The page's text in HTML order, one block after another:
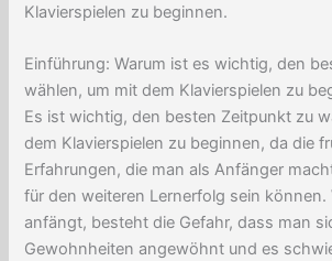
Klavierspielen zu beginnen.
Einführung: Warum ist es wichtig, den
wählen, um mit dem Klavierspielen zu
Es ist wichtig, den besten Zeitpunkt zu
dem Klavierspielen zu beginnen, da die
Erfahrungen, die man als Anfänger
für den weiteren Lernerfolg sein können.
anfängt, besteht die Gefahr, dass man
Gewohnheiten angewöhnt und es